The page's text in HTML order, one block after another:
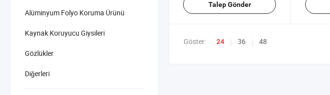
Alüminyum Folyo Koruma Ürünü
Kaynak Koruyucu Giysileri
Gözlükler
Diğerleri
Talep Gönder
Göster: 24 36 48